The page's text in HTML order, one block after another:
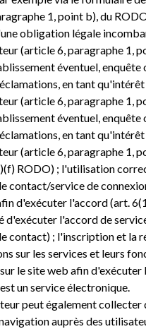
1, point b), du
obligation légale
(article 6, paragraphe 1,
éventuel, enquête
en tant
(article 6, paragraphe 1,
éventuel, enquête
en tant
(article 6, paragraphe 1,
RODO) ; l'utilisation
contact/service de
d'exécuter l'accord (art.
d'exécuter l'accord de
contact) ; l'inscription et la
sur les services et leurs
le site web afin d'exécuter
un service électronique.
peut également collecter
auprès des